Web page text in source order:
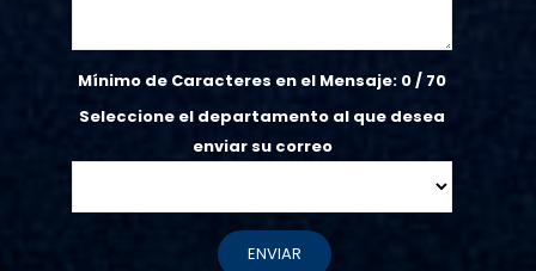
Mínimo de Caracteres en el Mensaje: 0/ 70
Seleccione el departamento al que desea
enviar su correo